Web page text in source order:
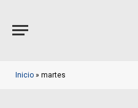
Inicio » martes